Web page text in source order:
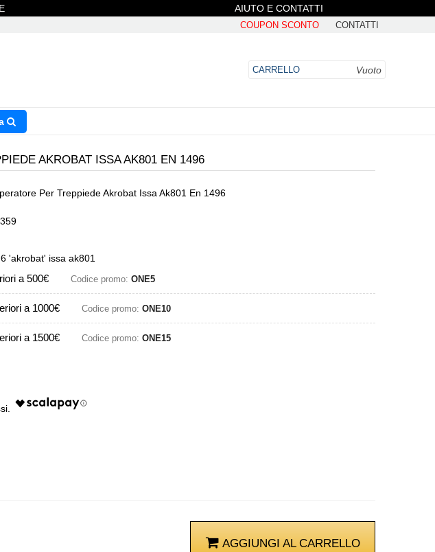
AIUTO E CONTATTI
COUPON SCONTO CONTATTI
CARRELLO Vuoto
AKROBAT ISSA AK801 EN 1496
Per Treppiede Akrobat Issa Ak801 En 1496
'akrobat' issa ak801
a 500€ Codice promo: ONE5
a 1000€ Codice promo: ONE10
a 1500€ Codice promo: ONE15
AGGIUNGI AL CARRELLO